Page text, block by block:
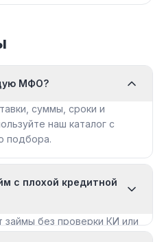
МФО?
суммы, сроки и
наш каталог с
подбора.
с плохой кредитной
без проверки КИ или